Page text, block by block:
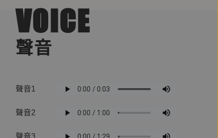
VOICE
聲音
聲音1
聲音2
聲音3